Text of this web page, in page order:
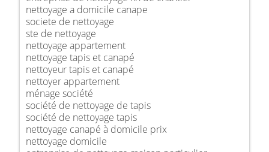
nettoyage a domicile canape
societe de nettoyage
ste de nettoyage
nettoyage appartement
nettoyage tapis et canapé
nettoyeur tapis et canapé
nettoyer appartement
ménage société
société de nettoyage de tapis
société de nettoyage tapis
nettoyage canapé à domicile prix
nettoyage domicile